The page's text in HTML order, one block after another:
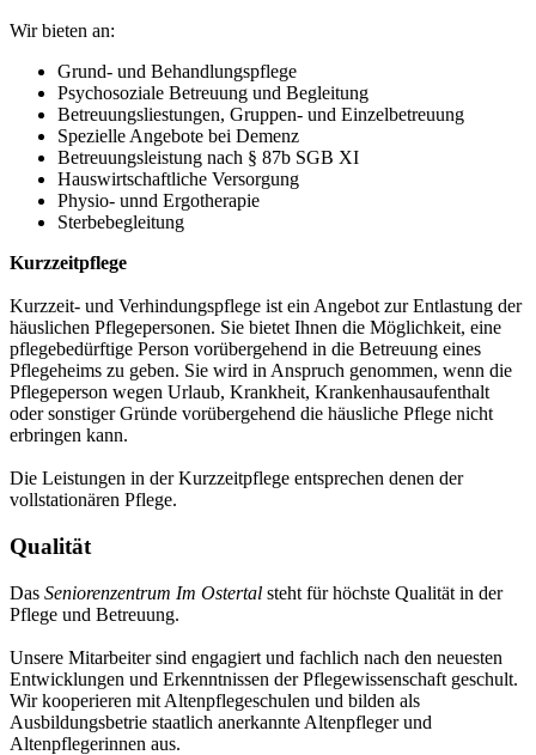
Wir bieten an:
Grund- und Behandlungspflege
Psychosoziale Betreuung und Begleitung
Betreuungsliestungen, Gruppen- und Einzelbetreuung
Spezielle Angebote bei Demenz
Betreuungsleistung nach § 87b SGB XI
Hauswirtschaftliche Versorgung
Physio- unnd Ergotherapie
Sterbebegleitung
Kurzzeitpflege
Kurzzeit- und Verhindungspflege ist ein Angebot zur Entlastung der
häuslichen Pflegepersonen. Sie bietet Ihnen die Möglichkeit, eine
pflegebedürftige Person vorübergehend in die Betreuung eines
Pflegeheims zu geben. Sie wird in Anspruch genommen, wenn die
Pflegeperson wegen Urlaub, Krankheit, Krankenhausaufenthalt
oder sonstiger Gründe vorübergehend die häusliche Pflege nicht
erbringen kann.
Die Leistungen in der Kurzzeitpflege entsprechen denen der
vollstationären Pflege.
Qualität
Das Seniorenzentrum Im Ostertal steht für höchste Qualität in der
Pflege und Betreuung.
Unsere Mitarbeiter sind engagiert und fachlich nach den neuesten
Entwicklungen und Erkenntnissen der Pflegewissenschaft geschult.
Wir kooperieren mit Altenpflegeschulen und bilden als
Ausbildungsbetrie staatlich anerkannte Altenpfleger und
Altenpflegerinnen aus.